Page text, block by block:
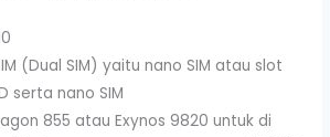
(Dual SIM) yaitu nano SIM atau slot
serta nano SIM
855 atau Exynos 9820 untuk di